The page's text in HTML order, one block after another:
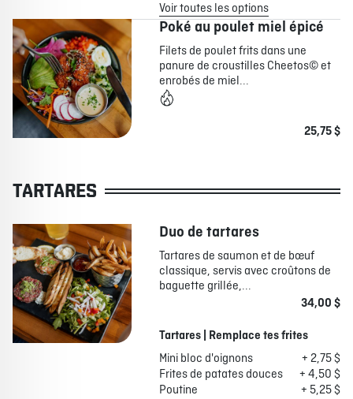
Voir toutes les options
Poké au poulet miel épicé
Filets de poulet frits dans une
panure de croustilles Cheetos© et
enrobés de miel...
25,75 $
TARTARES
Duo de tartares
Tartares de saumon et de bœuf
classique, servis avec croûtons de
baguette grillée,...
34,00 $
Tartares | Remplace tes frites
Mini bloc d'oignons
+ 2,75 $
Frites de patates douces
+ 4,50 $
Poutine
+ 5,25 $